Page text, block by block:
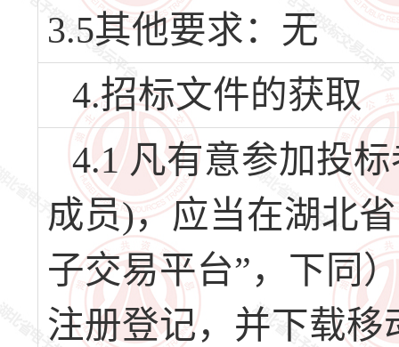
3.5其他要求：无
4.招标文件的获取
4.1 凡有意参加投
成员)，应当在湖北
子交易平台”，下同
注册登记，并下载